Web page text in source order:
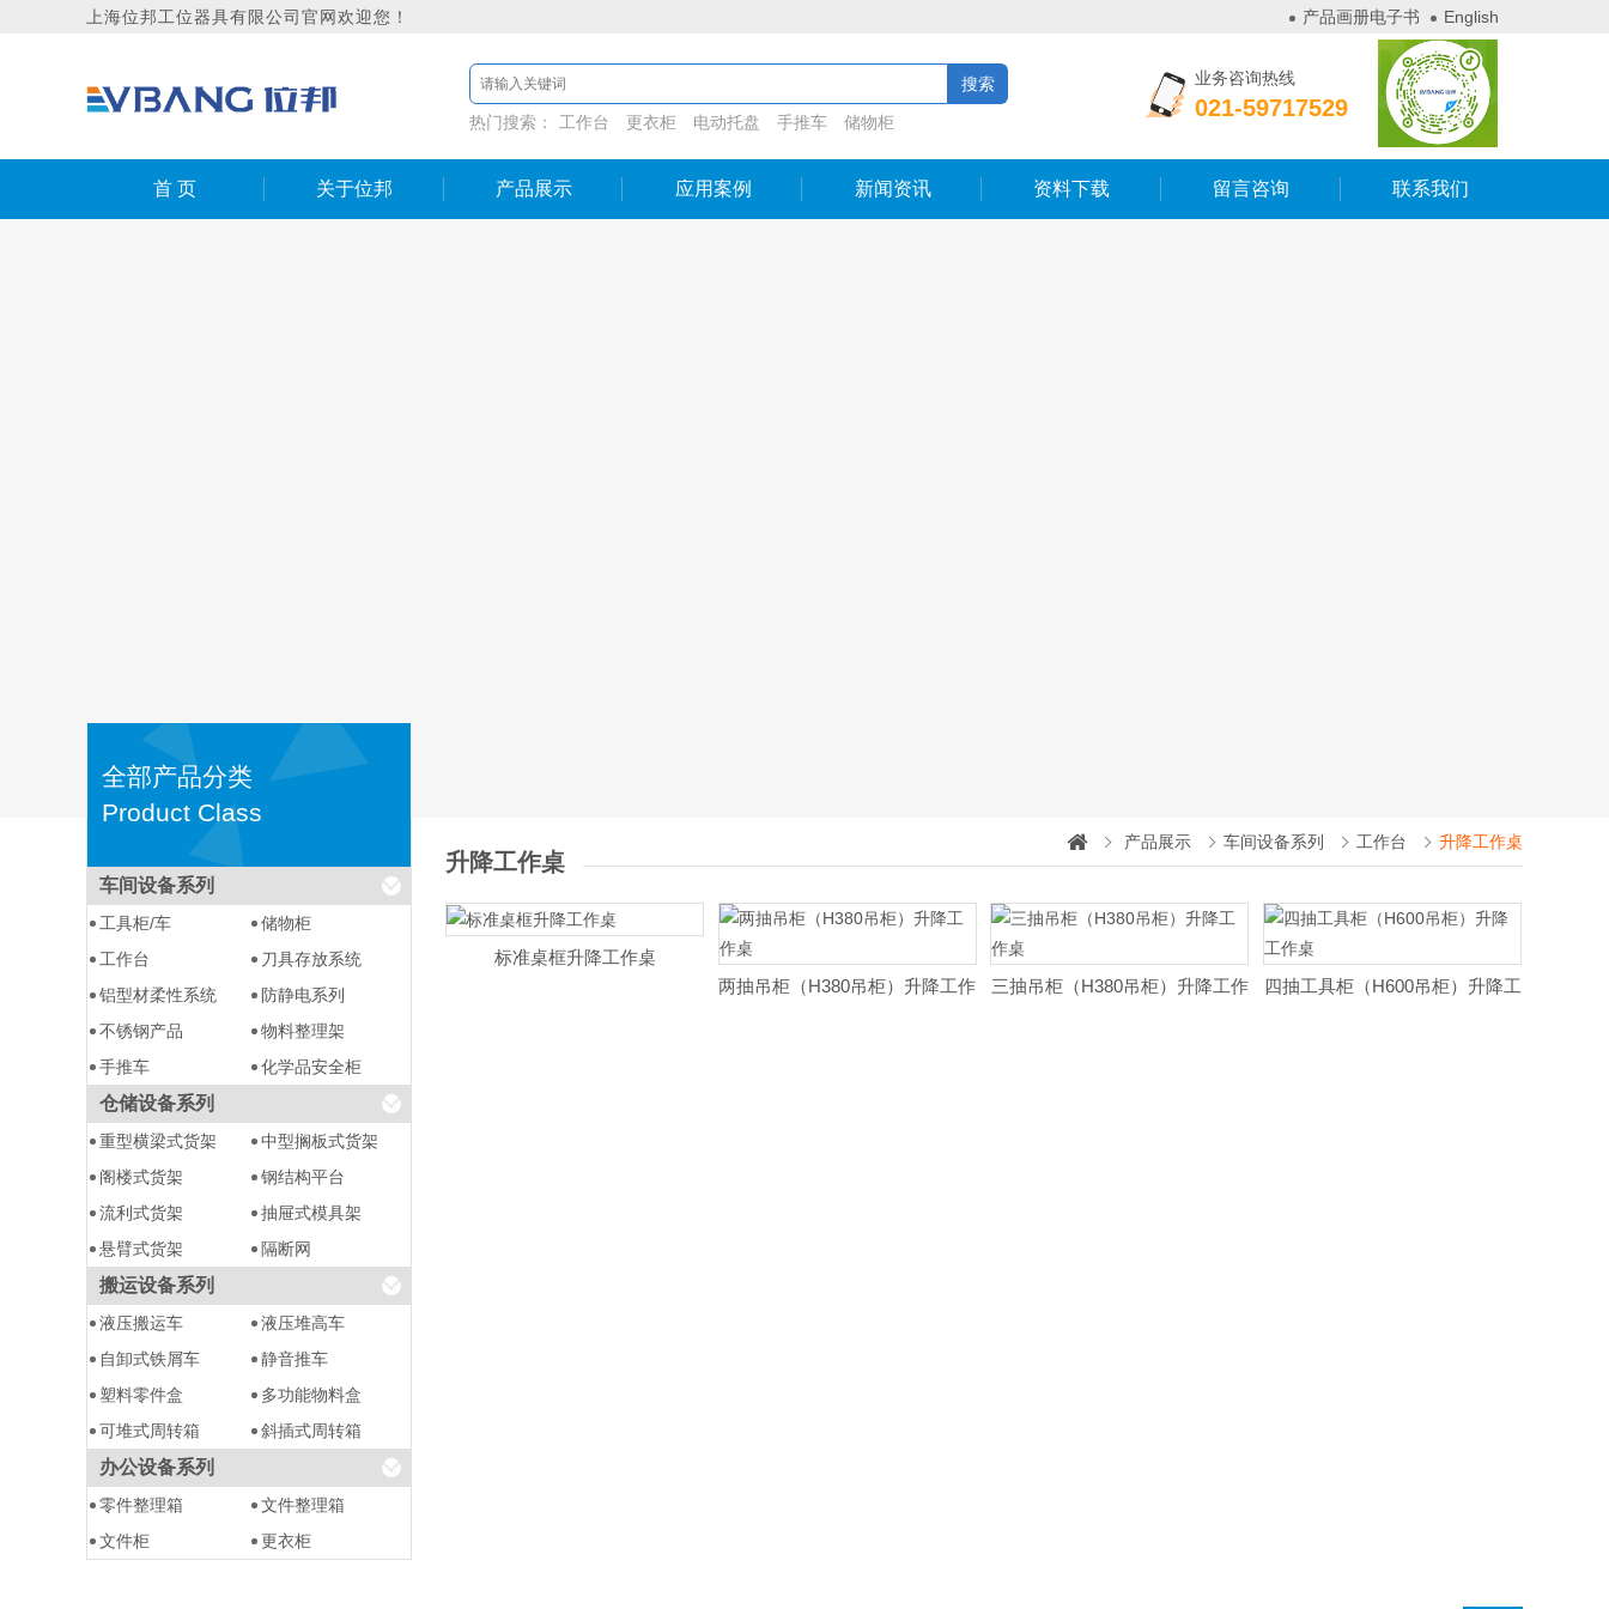
上海位邦工位器具有限公司官网欢迎您！ 产品画册电子书 English
热门搜索： 工作台 更衣柜 电动托盘 手推车 储物柜
业务咨询热线
021-59717529
首 页 关于位邦 产品展示 应用案例 新闻资讯 资料下载 留言咨询 联系我们
全部产品分类
Product Class
车间设备系列
工具柜/车
储物柜
工作台
刀具存放系统
铝型材柔性系统
防静电系列
不锈钢产品
物料整理架
手推车
化学品安全柜
仓储设备系列
重型横梁式货架
中型搁板式货架
阁楼式货架
钢结构平台
流利式货架
抽屉式模具架
悬臂式货架
隔断网
搬运设备系列
液压搬运车
液压堆高车
自卸式铁屑车
静音推车
塑料零件盒
多功能物料盒
可堆式周转箱
斜插式周转箱
办公设备系列
零件整理箱
文件整理箱
文件柜
更衣柜
升降工作桌
产品展示 车间设备系列 工作台 升降工作桌
标准桌框升降工作桌
两抽吊柜（H380吊柜）升降工作
三抽吊柜（H380吊柜）升降工作 四抽工具柜（H600吊柜）升降工